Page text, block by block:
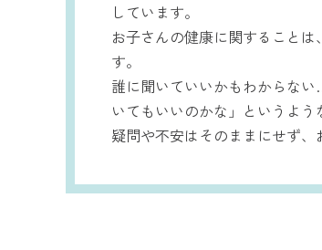
しています。
お子さんの健康に関すること
す。
誰に聞いていいかもわからな
いてもいいのかな」というよう
疑問や不安はそのままにせず、